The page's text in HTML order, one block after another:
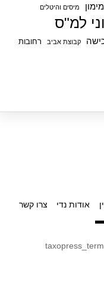
מימון מיסים והיטלים
למ"ס
קבוצת אביב
רחובות
אודות נדי צרו קשר